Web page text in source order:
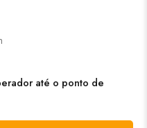
até o ponto de